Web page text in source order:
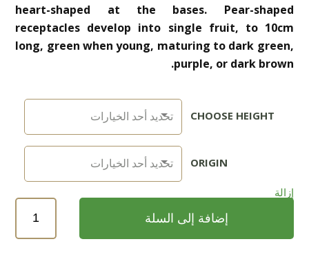
heart-shaped at the bases. Pear-shaped
receptacles develop into single fruit, to 10cm
long, green when young, maturing to dark green,
purple, or dark brown.
CHOOSE HEIGHT
ORIGIN
إزالة
Ficus
Carica
إضافة إلى السلة